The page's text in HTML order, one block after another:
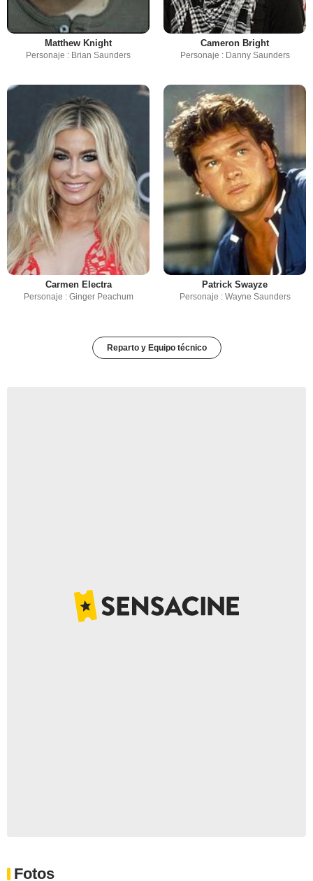
Matthew Knight
Personaje : Brian Saunders
Cameron Bright
Personaje : Danny Saunders
Carmen Electra
Personaje : Ginger Peachum
Patrick Swayze
Personaje : Wayne Saunders
Reparto y Equipo técnico
Fotos